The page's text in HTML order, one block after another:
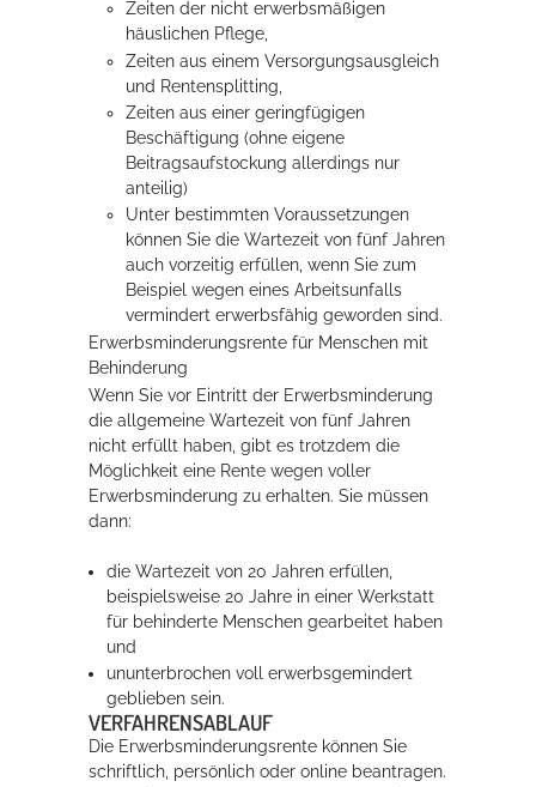
Zeiten der nicht erwerbsmäßigen
häuslichen Pflege,
Zeiten aus einem Versorgungsausgleich
und Rentensplitting,
Zeiten aus einer geringfügigen
Beschäftigung (ohne eigene
Beitragsaufstockung allerdings nur
anteilig)
Unter bestimmten Voraussetzungen
können Sie die Wartezeit von fünf Jahren
auch vorzeitig erfüllen, wenn Sie zum
Beispiel wegen eines Arbeitsunfalls
vermindert erwerbsfähig geworden sind.
Erwerbsminderungsrente für Menschen mit
Behinderung
Wenn Sie vor Eintritt der Erwerbsminderung
die allgemeine Wartezeit von fünf Jahren
nicht erfüllt haben, gibt es trotzdem die
Möglichkeit eine Rente wegen voller
Erwerbsminderung zu erhalten. Sie müssen
dann:
die Wartezeit von 20 Jahren erfüllen,
beispielsweise 20 Jahre in einer Werkstatt
für behinderte Menschen gearbeitet haben
und
ununterbrochen voll erwerbsgemindert
geblieben sein.
VERFAHRENSABLAUF
Die Erwerbsminderungsrente können Sie
schriftlich, persönlich oder online beantragen.